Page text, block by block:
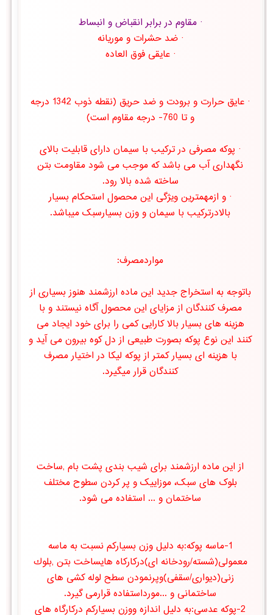
· مقاوم در برابر انقباض و انبساط
· ضد حشرات و موریانه
· عایقی فوق العاده
· عایق حرارت و برودت و ضد حریق (نقطه ذوب 1342 درجه
و تا 760- درجه مقاوم است)
· پوکه مصرفی در ترکیب با سیمان دارای قابلیت بالای
نگهداری آب می باشد که موجب می شود مقاومت بتن
ساخته شده بالا رود.
· و ازمهمترین ویژگی این محصول استحکام بسیار
بالادرترکیب با سیمان و وزن بسیارسبک میباشد.
مواردمصرف:
باتوجه به استخراج جدید این ماده ارزشمند هنوز بسیاری از
مصرف کنندگان از مزایای این محصول آگاه نیستند و با
هزینه های بسیار بالا کارایی کمی را برای خود ایجاد می
کنند این نوع پوکه بصورت طبیعی از دل کوه بیرون می آید و
با هزینه ای بسیار کمتر از پوکه لیکا در اختیار مصرف
کنندگان قرار میگیرد.
از این ماده ارزشمند برای شیب بندی پشت بام ,ساخت
بلوک های سبک، موزاییک و پر کردن سطوح مختلف
ساختمان و ... استفاده می شود.
1-ماسه پوكه:به دلیل وزن بسیاركم نسبت به ماسه
معمولی(شسته/رودخانه ای)دركاركاه هایساخت بتن ,بلوك
زنی(دیواری/سقفی)وپرنمودن سطح لوله كشی های
ساختمانی و ...مورداستفاده قرارمی گیرد.
2-پوكه عدسی:به دلیل اندازه ووزن بسیاركم دركارگاه های